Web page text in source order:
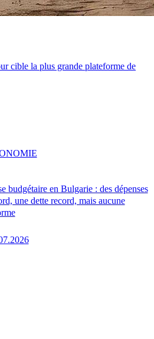
cible la plus grande plateforme de
budgétaire en Bulgarie : des dépenses
une dette record, mais aucune